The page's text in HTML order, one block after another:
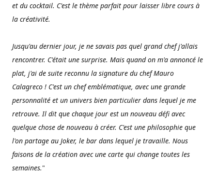
et du cocktail. C'est le thème parfait pour laisser libre cours à
la créativité.
Jusqu'au dernier jour, je ne savais pas quel grand chef j'allais
rencontrer. C'était une surprise. Mais quand on m'a annoncé le
plat, j'ai de suite reconnu la signature du chef Mauro
Calagreco ! C'est un chef emblématique, avec une grande
personnalité et un univers bien particulier dans lequel je me
retrouve. Il dit que chaque jour est un nouveau défi avec
quelque chose de nouveau à créer. C'est une philosophie que
l'on partage au Joker, le bar dans lequel je travaille. Nous
faisons de la création avec une carte qui change toutes les
semaines."